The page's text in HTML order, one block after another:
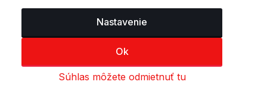
Nastavenie
Ok
Súhlas môžete odmietnuť tu